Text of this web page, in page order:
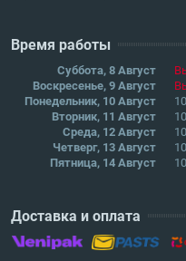
Время работы
Суббота, 8 Август
Воскресенье, 9 Август
Понедельник, 10 Август
Вторник, 11 Август
Среда, 12 Август
Четверг, 13 Август
Пятница, 14 Август
Доставка и оплата